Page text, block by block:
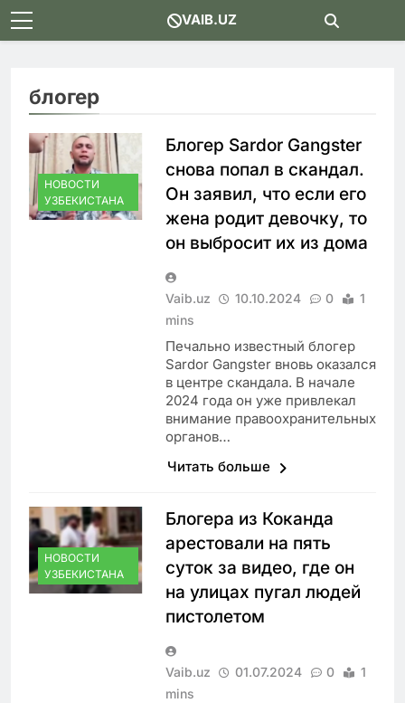
Skip
to
VAIB.UZ
блогер
НОВОСТИ
УЗБЕКИСТАНА
Блогер Sardor Gangster
снова попал в скандал.
Он заявил, что если его
жена родит девочку, то
он выбросит их из дома
Vaib.uz 10.10.2024 0
1
mins
Печально известный блогер
Sardor Gangster вновь оказался
в центре скандала. В начале
2024 года он уже привлекал
внимание правоохранительных
органов…
Читать больше
НОВОСТИ
УЗБЕКИСТАНА
Блогера из Коканда
арестовали на пять
суток за видео, где он
на улицах пугал людей
пистолетом
Vaib.uz 01.07.2024 0
1
mins